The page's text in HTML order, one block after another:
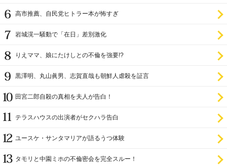
高市推薦、自民党ヒトラー本が怖すぎ
岩城滉一騒動で「在日」差別激化
りえママ、娘にたけしとの不倫を強要!?
黒澤明、丸山眞男、志賀直哉も朝鮮人虐殺を証言
田宮二郎自殺の真相を夫人が告白！
テラスハウスの出演者がセクハラ告白
ユースケ・サンタマリアが語るうつ体験
タモリと中園ミホの不倫密会を完全スルー！